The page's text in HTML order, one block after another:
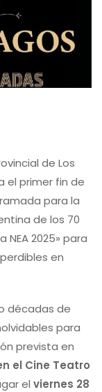
de Los
el primer fin de
para la
de los 70
NEA 2025» para
en
décadas de
para
prevista en
el Cine Teatro
el viernes 28